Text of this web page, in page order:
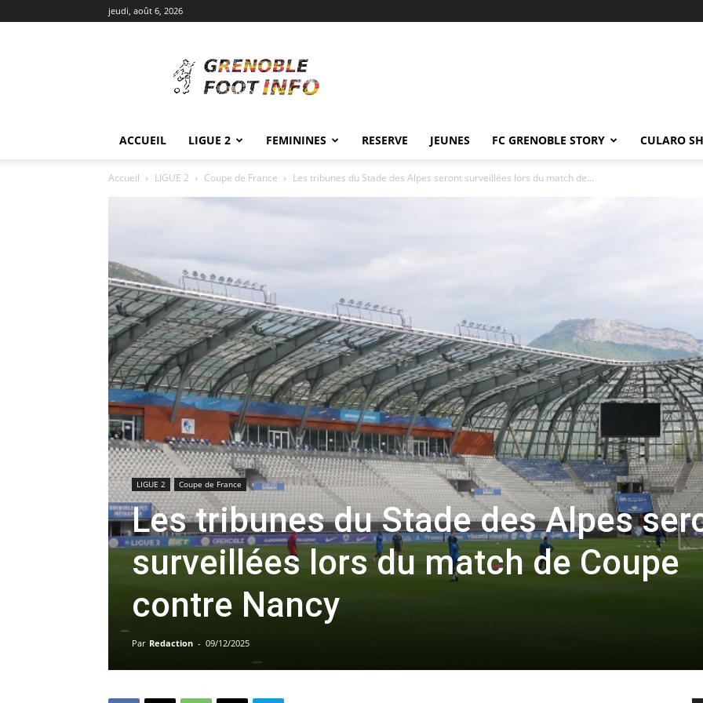
jeudi, août 6, 2026
Foot
Info
ACCUEIL LIGUE 2 FEMININES RESERVE JEUNES FC GRENOBLE STORY CULARO
Accueil LIGUE 2 Coupe de France Les tribunes du Stade des Alpes seront surveillées lors du match de...
LIGUE 2 Coupe de France
Les tribunes du Stade des Alpes
surveillées lors du match de Coupe
contre Nancy
Par Redaction - 09/12/2025